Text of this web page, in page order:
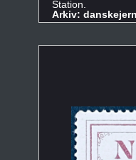
Station.
Arkiv: